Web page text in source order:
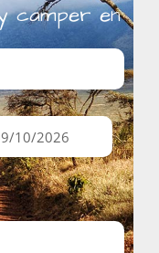
camper en